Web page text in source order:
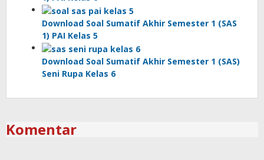
Download Soal Sumatif Akhir Semester 1 (SAS
1) PAI Kelas 5
Download Soal Sumatif Akhir Semester 1 (SAS)
Seni Rupa Kelas 6
Komentar